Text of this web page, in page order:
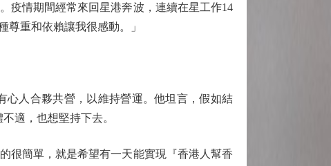
疫情期間經常來回星港奔波，連續在星工作14
重和依賴讓我很感動。」
人合夥共營，以維持營運。他坦言，假如結
適，也想堅持下去。
簡單，就是希望有一天能實現『香港人幫香